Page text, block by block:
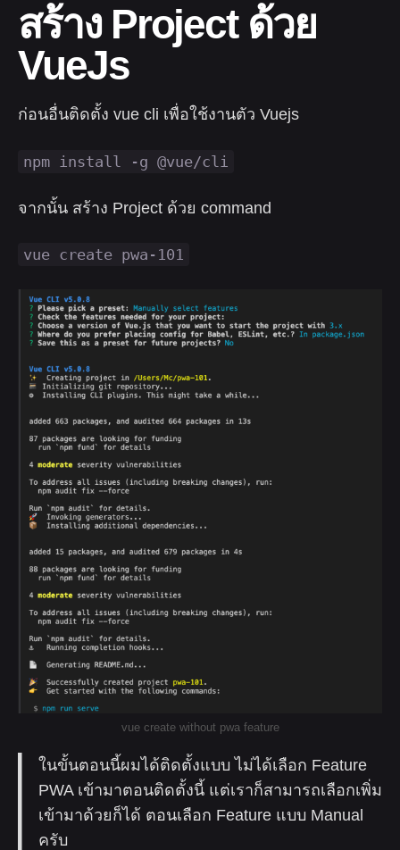
สร้าง Project ด้วย
VueJs
ก่อนอื่นติดตั้ง vue cli เพื่อใช้งานตัว Vuejs
npm install -g @vue/cli
จากนั้น สร้าง Project ด้วย command
vue create pwa-101
vue create without pwa feature
ในขั้นตอนนี้ผมได้ติดตั้งแบบ ไม่ได้เลือก Feature
PWA เข้ามาตอนติดตั้งนี้ แต่เราก็สามารถเลือกเพิ่ม
เข้ามาด้วยก็ได้ ตอนเลือก Feature แบบ Manual
ครับ